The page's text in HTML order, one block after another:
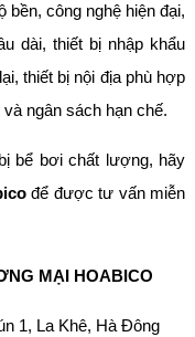
bền, công nghệ hiện đại,
dài, thiết bị nhập khẩu
thiết bị nội địa phù hợp
ngân sách hạn chế.
bể bơi chất lượng, hãy
để được tư vấn miễn
MẠI HOABICO
1, La Khê, Hà Đông